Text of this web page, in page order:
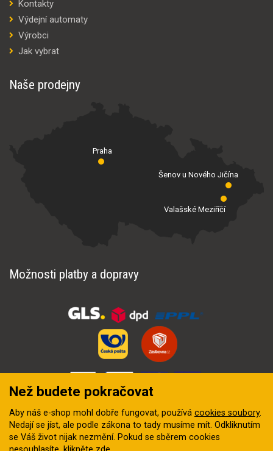
Kontakty
Výdejní automaty
Výrobci
Jak vybrat
Naše prodejny
Praha
Valašské Meziříčí
Šenov u Nového Jičína
Možnosti platby a dopravy
Než budete pokračovat
Aby náš e-shop mohl dobře fungovat, používá cookies soubory.
Nedají se jíst, ale podle zákona to tady musíme mít. Odkliknutím
se Váš život nijak nezmění. Pokud se sběrem cookies